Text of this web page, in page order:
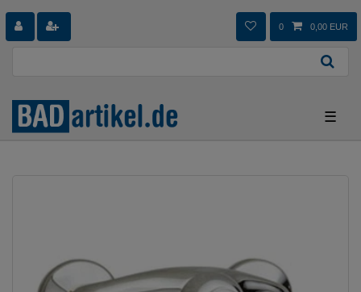
0 0,00 EUR
☰